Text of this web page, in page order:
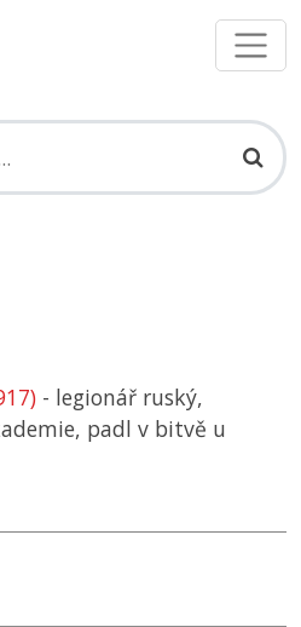
- legionář ruský,
padl v bitvě u